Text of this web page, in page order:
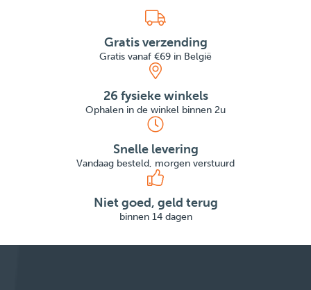
Gratis verzending
Gratis vanaf €69 in België
26 fysieke winkels
Ophalen in de winkel binnen 2u
Snelle levering
Vandaag besteld, morgen verstuurd
Niet goed, geld terug
binnen 14 dagen